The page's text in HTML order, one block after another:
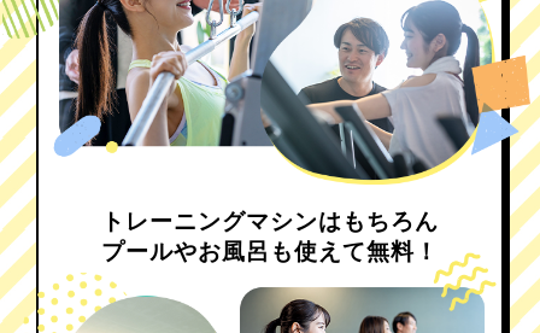
トレーニングマシンはもちろん
プールやお風呂も使えて無料！